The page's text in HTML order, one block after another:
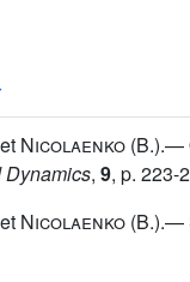
Nicolaenko (B.).—
Dynamics, 9, p. 223-
Nicolaenko (B.).—